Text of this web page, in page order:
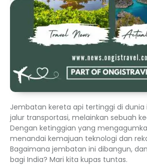
Jembatan kereta api tertinggi di dunia
jalur transportasi, melainkan sebuah
Dengan ketinggian yang
menandai kemajuan teknologi dan
Bagaimana jembatan ini dibangun,
bagi India? Mari kita kupas tuntas.